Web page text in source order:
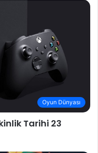
Oyun Dünyası
Tarihi 23